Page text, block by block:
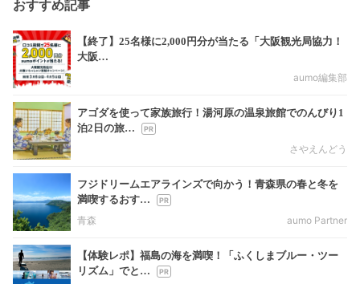
おすすめ記事
【終了】25名様に2,000円分が当たる「大阪観光局協力！
大阪…
aumo編集部
アゴダを使って家族旅行！湯河原の温泉旅館でのんびり1
泊2日の旅…
さやえんどう
フジドリームエアラインズで向かう！青森県の春と冬を
満喫するおす…
青森
aumo Partner
【体験レポ】福島の海を満喫！「ふくしまブルー・ツー
リズム」でと…